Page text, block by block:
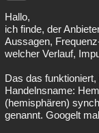
Hallo,
ich finde, der
Aussagen,
welcher Verlauf,
Das das
Handelnsname:
(hemisphären)
genannt. Googelt